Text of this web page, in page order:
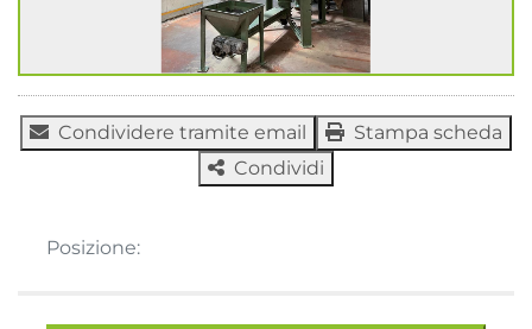
Condividere tramite email
Stampa scheda
Condividi
Posizione: